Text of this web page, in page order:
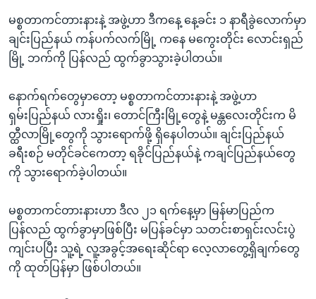
မစ္စတာကင်တားနားနဲ့ အဖွဲ့ဟာ ဒီကနေ့ နေ့ခင်း ၁ နာရီခွဲလောက်မှာ
ချင်းပြည်နယ် ကန်ပက်လက်မြို့ ကနေ မကွေးတိုင်း လောင်းရှည်
မြို့ ဘက်ကို ပြန်လည် ထွက်ခွာသွားခဲ့ပါတယ်။
နောက်ရက်တွေမှာတော့ မစ္စတာကင်တားနားနဲ့ အဖွဲ့ဟာ
ရှမ်းပြည်နယ် လားရှိုး၊ တောင်ကြီးမြို့တွေနဲ့ မန္တလေးတိုင်းက မိ
တ္ထီလာမြို့တွေကို သွားရောက်ဖို့ ရှိနေပါတယ်။ ချင်းပြည်နယ်
ခရီးစဉ် မတိုင်ခင်ကေတာ့ ရခိုင်ပြည်နယ်နဲ့ ကချင်ပြည်နယ်တွေ
ကို သွားရောက်ခဲ့ပါတယ်။
မစ္စတာကင်တားနားဟာ ဒီလ ၂၁ ရက်နေ့မှာ မြန်မာပြည်က
ပြန်လည် ထွက်ခွာမှာဖြစ်ပြီး မပြန်ခင်မှာ သတင်းစာရှင်းလင်းပွဲ
ကျင်းပပြီး သူ့ရဲ့ လူ့အခွင့်အရေးဆိုင်ရာ လေ့လာတွေ့ရှိချက်တွေ
ကို ထုတ်ပြန်မှာ ဖြစ်ပါတယ်။